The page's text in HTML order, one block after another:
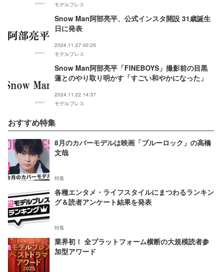
モデルプレス
Snow Man阿部亮平、公式インスタ開設 31歳誕生
日に発表
2024.11.27 00:25
モデルプレス
Snow Man阿部亮平「FINEBOYS」撮影前の目黒
蓮とのやり取り明かす「すごい和やかになった」
2024.11.22 14:37
モデルプレス
おすすめ特集
8月のカバーモデルは映画「ブルーロック」の高橋
文哉
特集
各種エンタメ・ライフスタイルにまつわるランキン
グ＆読者アンケート結果を発表
特集
業界初！ 全プラットフォーム横断の大規模読者参
加型アワード